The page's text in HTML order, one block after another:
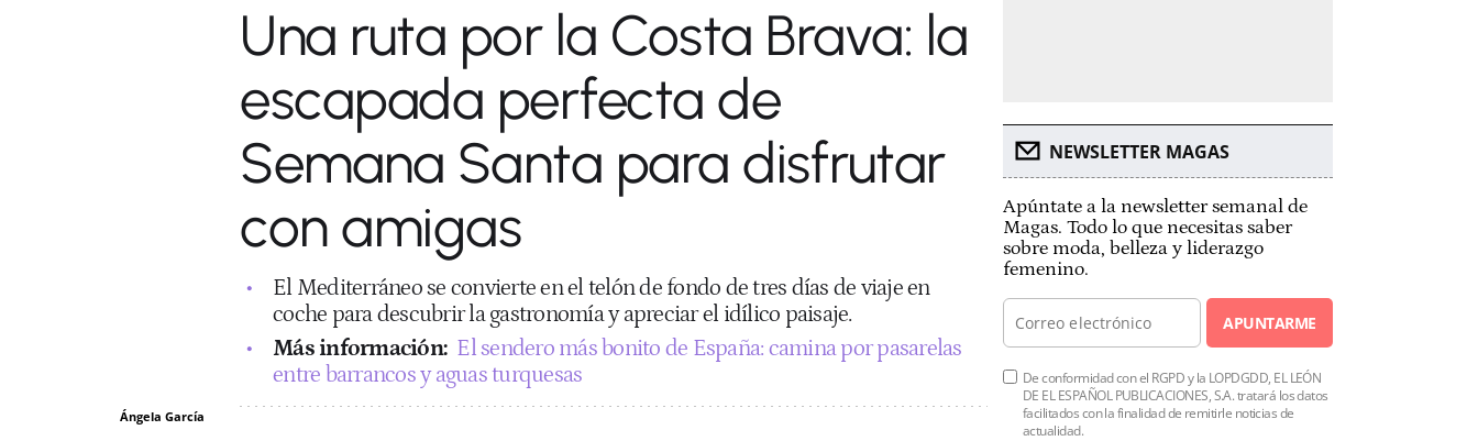
Una ruta por la Costa Brava: la
escapada perfecta de
Semana Santa para disfrutar
con amigas
El Mediterráneo se convierte en el telón de fondo de tres días de viaje en
coche para descubrir la gastronomía y apreciar el idílico paisaje.
Más información: El sendero más bonito de España: camina por pasarelas
entre barrancos y aguas turquesas
Ángela García
NEWSLETTER MAGAS
Apúntate a la newsletter semanal de
Magas. Todo lo que necesitas saber
sobre moda, belleza y liderazgo
femenino.
APUNTARME
De conformidad con el RGPD y la LOPDGDD, EL LEÓN
DE EL ESPAÑOL PUBLICACIONES, S.A. tratará los datos
facilitados con la finalidad de remitirle noticias de
actualidad.